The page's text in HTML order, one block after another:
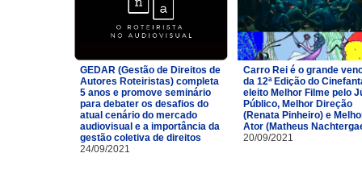
GEDAR (Gestão de Direitos de
Autores Roteiristas) completa
5 anos e promove seminário
para debater os desafios do
atual cenário do mercado
audiovisual e a importância da
gestão coletiva de direitos
24/09/2021
Carro Rei é o grande
da 12ª Edição do
eleito Melhor Filme pelo
Público, Melhor Direção
(Renata Pinheiro) e
Ator (Matheus
20/09/2021